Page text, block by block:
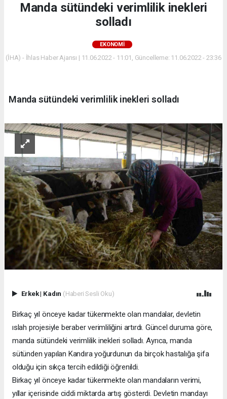
Manda sütündeki verimlilik inekleri
solladı
EKONOMİ
(İHA) - İhlas Haber Ajansı | 11.06.2022 - 11:01, Güncelleme: 11.06.2022 - 23:36
Manda sütündeki verimlilik inekleri solladı
Erkek| Kadın (Haberi Sesli Oku)
Birkaç yıl önceye kadar tükenmekte olan mandalar, devletin
ıslah projesiyle beraber verimliliğini artırdı. Güncel duruma göre,
manda sütündeki verimlilik inekleri solladı. Ayrıca, manda
sütünden yapılan Kandıra yoğurdunun da birçok hastalığa şifa
olduğu için sıkça tercih edildiği öğrenildi.
Birkaç yıl önceye kadar tükenmekte olan mandaların verimi,
yıllar içerisinde ciddi miktarda artış gösterdi. Devletin mandayı